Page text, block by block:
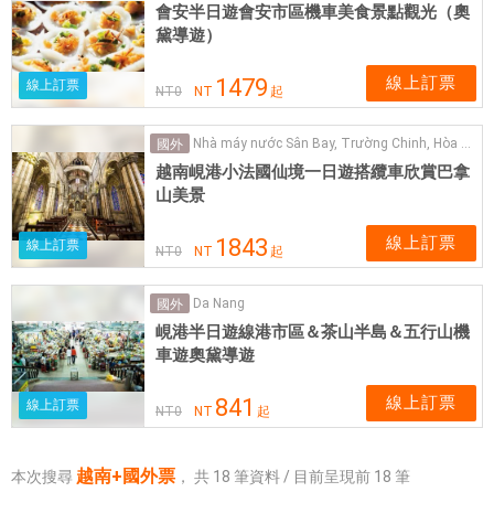
線上訂票
會安半日遊會安市區機車美食景點觀光（奧
黛導遊）
NT0 NT 1479 起 線上訂票
線上訂票
國外 Nhà máy nước Sân Bay, Trường Chinh, Hòa Thuận Tây, Đà Nẵng, 越南
越南峴港小法國仙境一日遊搭纜車欣賞巴拿
山美景
NT0 NT 1843 起 線上訂票
線上訂票
國外 Da Nang
峴港半日遊線港市區＆茶山半島＆五行山機
車遊奧黛導遊
NT0 NT 841 起 線上訂票
本次搜尋 越南+國外票 ， 共 18 筆資料 / 目前呈現前 18 筆